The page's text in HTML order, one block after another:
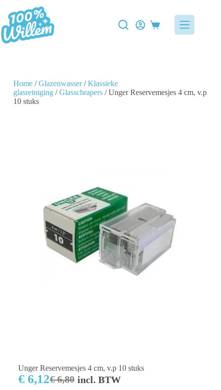
Home/Glazenwasser/Klassieke
glasreiniging/Glasschrapers/ Unger Reservemesjes 4 cm, v.p
10 stuks
Unger Reservemesjes 4 cm, v.p 10 stuks
€6,80
€6,12 incl. BTW